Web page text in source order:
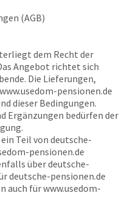
(AGB)
dem Recht der
Angebot richtet sich
Die Lieferungen,
www.usedom-pensionen.de
dieser Bedingungen.
Ergänzungen bedürfen der
Teil von deutsche-
pensionen.de
überdeutsche-
deutsche-pensionen.de
auch fürwww.usedom-